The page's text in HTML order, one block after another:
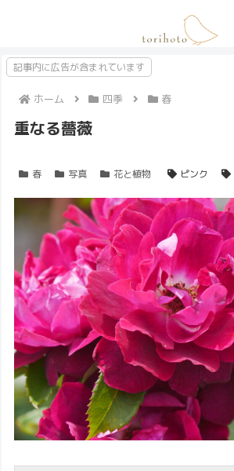
記事内に広告が含まれています
ホーム 四季 春
重なる薔薇
春 写真 花と植物 ピンク